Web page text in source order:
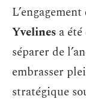
Yvelines a
séparer de
embrasser
stratégique